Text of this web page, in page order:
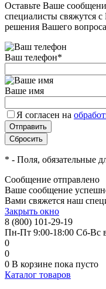
Оставьте Ваше
специалисты свяжутся
решения Вашего
Ваш телефон*
Ваше имя
Я согласен на
* - Поля, обязательные
Сообщение отправлено
Ваше сообщение
Вами свяжется наш
Закрыть окно
8 (800) 101-29-19
Пн-Пт 9:00-18:00 Сб-Вс
0
0
0 В корзине пока пусто
Каталог товаров